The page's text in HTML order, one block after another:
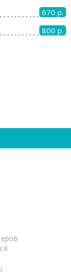
670 р.
800 р.